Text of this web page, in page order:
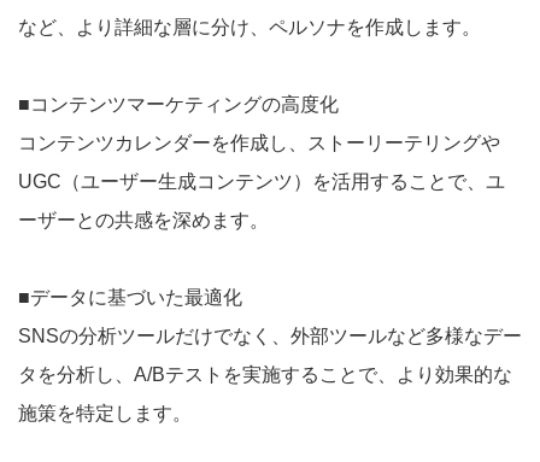
など、より詳細な層に分け、ペルソナを作成します。
■コンテンツマーケティングの高度化
コンテンツカレンダーを作成し、ストーリーテリングや
UGC（ユーザー生成コンテンツ）を活用することで、ユ
ーザーとの共感を深めます。
■データに基づいた最適化
SNSの分析ツールだけでなく、外部ツールなど多様なデー
タを分析し、A/Bテストを実施することで、より効果的な
施策を特定します。